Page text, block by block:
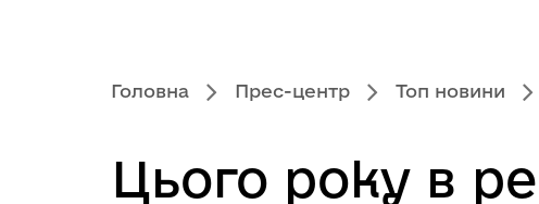
Головна Прес-центр Топ новини
Цього року в